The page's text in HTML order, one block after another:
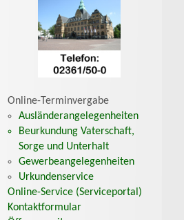
Online-Terminvergabe
Ausländerangelegenheiten
Beurkundung Vaterschaft,
Sorge und Unterhalt
Gewerbeangelegenheiten
Urkundenservice
Online-Service (Serviceportal)
Kontaktformular